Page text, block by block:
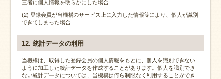
三者に個人情報を明らかにした場合
(2) 登録会員が当機構のサービス上に入力した情報等により、個人が識別
できてしまった場合
12. 統計データの利用
当機構は、取得した登録会員の個人情報をもとに、個人を識別できない
ように加工した統計データを作成することがあります。個人を識別でき
ない統計データについては、当機構は何ら制限なく利用することができ